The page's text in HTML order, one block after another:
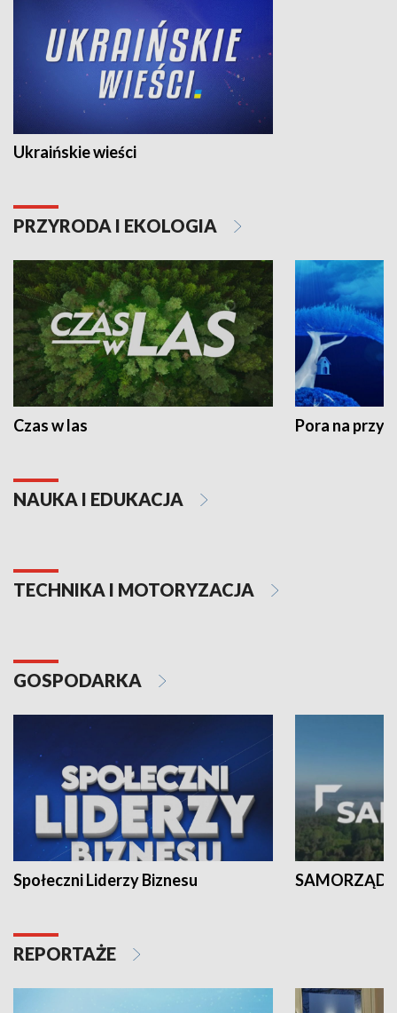
Ukraińskie wieści
PRZYRODA I EKOLOGIA
Czas w las Pora na
NAUKA I EDUKACJA
TECHNIKA I MOTORYZACJA
GOSPODARKA
Społeczni Liderzy Biznesu SAMORZĄD
REPORTAŻE